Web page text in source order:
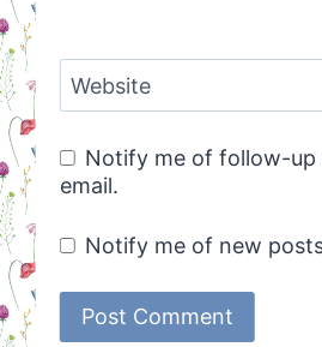
Website
Notify me of follow-up
email.
Notify me of new